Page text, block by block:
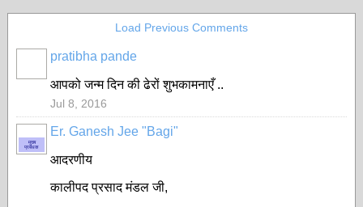
Load Previous Comments
pratibha pande
आपको जन्म दिन की ढेरों शुभकामनाएँ ..
Jul 8, 2016
मुख्य
प्रबंधक
Er. Ganesh Jee "Bagi"
आदरणीय
कालीपद प्रसाद मंडलजी,